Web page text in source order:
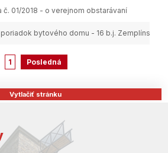
č. 01/2018 - o verejnom obstarávaní
bytového domu - 16 b.j. Zemplínske
1 Posledná
Vytlačiť stránku